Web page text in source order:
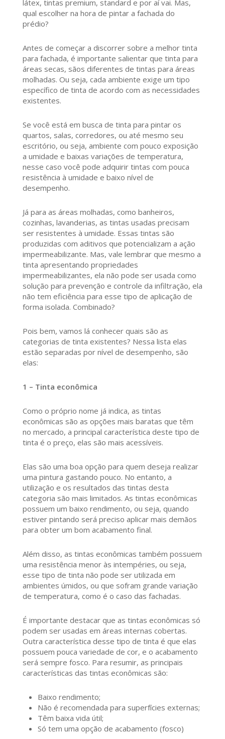
látex, tintas premium, standard e por aí vai. Mas,
qual escolher na hora de pintar a fachada do
prédio?
Antes de começar a discorrer sobre a melhor tinta
para fachada, é importante salientar que tinta para
áreas secas, sãos diferentes de tintas para áreas
molhadas. Ou seja, cada ambiente exige um tipo
específico de tinta de acordo com as necessidades
existentes.
Se você está em busca de tinta para pintar os
quartos, salas, corredores, ou até mesmo seu
escritório, ou seja, ambiente com pouco exposição
a umidade e baixas variações de temperatura,
nesse caso você pode adquirir tintas com pouca
resistência à umidade e baixo nível de
desempenho.
Já para as áreas molhadas, como banheiros,
cozinhas, lavanderias, as tintas usadas precisam
ser resistentes à umidade. Essas tintas são
produzidas com aditivos que potencializam a ação
impermeabilizante. Mas, vale lembrar que mesmo a
tinta apresentando propriedades
impermeabilizantes, ela não pode ser usada como
solução para prevenção e controle da infiltração, ela
não tem eficiência para esse tipo de aplicação de
forma isolada. Combinado?
Pois bem, vamos lá conhecer quais são as
categorias de tinta existentes? Nessa lista elas
estão separadas por nível de desempenho, são
elas:
1 – Tinta econômica
Como o próprio nome já indica, as tintas
econômicas são as opções mais baratas que têm
no mercado, a principal característica deste tipo de
tinta é o preço, elas são mais acessíveis.
Elas são uma boa opção para quem deseja realizar
uma pintura gastando pouco. No entanto, a
utilização e os resultados das tintas desta
categoria são mais limitados. As tintas econômicas
possuem um baixo rendimento, ou seja, quando
estiver pintando será preciso aplicar mais demãos
para obter um bom acabamento final.
Além disso, as tintas econômicas também possuem
uma resistência menor às intempéries, ou seja,
esse tipo de tinta não pode ser utilizada em
ambientes úmidos, ou que sofram grande variação
de temperatura, como é o caso das fachadas.
É importante destacar que as tintas econômicas só
podem ser usadas em áreas internas cobertas.
Outra característica desse tipo de tinta é que elas
possuem pouca variedade de cor, e o acabamento
será sempre fosco. Para resumir, as principais
características das tintas econômicas são:
Baixo rendimento;
Não é recomendada para superfícies externas;
Têm baixa vida útil;
Só tem uma opção de acabamento (fosco)